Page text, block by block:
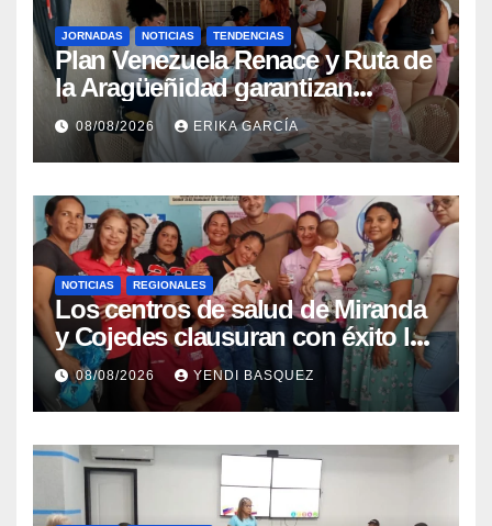
JORNADAS NOTICIAS TENDENCIAS
Plan Venezuela Renace y Ruta de
la Aragüeñidad garantizan
atención médica integral en
Aragua
08/08/2026 ERIKA GARCÍA
NOTICIAS REGIONALES
Los centros de salud de Miranda
y Cojedes clausuran con éxito la
Semana Mundial de la Lactancia
Materna
08/08/2026 YENDI BASQUEZ